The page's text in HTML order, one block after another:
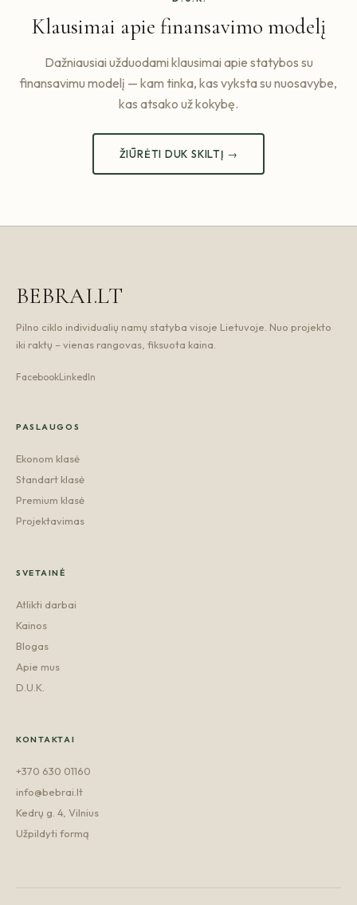
Klausimai apie finansavimo modelį
Dažniausiai užduodami klausimai apie statybos su
finansavimu modelį — kam tinka, kas vyksta su nuosavybe,
kas atsako už kokybę.
ŽIŪRĖTI DUK SKILTĮ →
BEBRAI.LT
Pilno ciklo individualių namų statyba visoje Lietuvoje. Nuo projekto
iki raktų – vienas rangovas, fiksuota kaina.
FacebookLinkedIn
PASLAUGOS
Ekonom klasė
Standart klasė
Premium klasė
Projektavimas
SVETAINĖ
Atlikti darbai
Kainos
Blogas
Apie mus
D.U.K.
KONTAKTAI
+370 630 01160
info@bebrai.lt
Kedrų g. 4, Vilnius
Užpildyti formą